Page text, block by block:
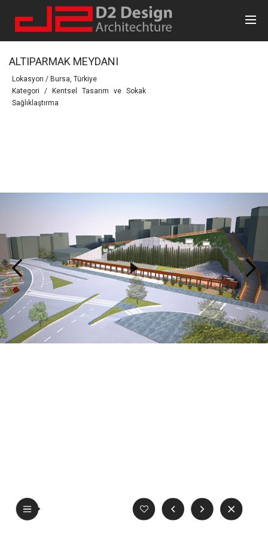
ALTIPARMAK MEYDANI
Lokasyon / Bursa, Türkiye
Kategori / Kentsel Tasarım ve Sokak
Sağlıklaştırma